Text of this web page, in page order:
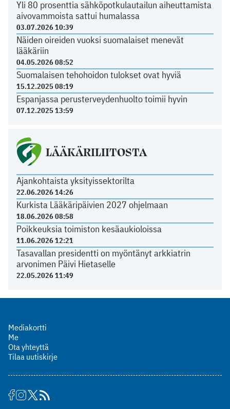
Yli 80 prosenttia sähköpotkulautailun aiheuttamista
aivovammoista sattui humalassa
03.07.2026 10:39
Näiden oireiden vuoksi suomalaiset menevät
lääkäriin
04.05.2026 08:52
Suomalaisen tehohoidon tulokset ovat hyviä
15.12.2025 08:19
Espanjassa perusterveydenhuolto toimii hyvin
07.12.2025 13:59
LÄÄKÄRILIITOSTA
Ajankohtaista yksityissektorilta
22.06.2026 14:26
Kurkista Lääkäripäivien 2027 ohjelmaan
18.06.2026 08:58
Poikkeuksia toimiston kesäaukioloissa
11.06.2026 12:21
Tasavallan presidentti on myöntänyt arkkiatrin
arvonimen Päivi Hietaselle
22.05.2026 11:49
Mediakortti
Me
Ota yhteyttä
Tilaa uutiskirje